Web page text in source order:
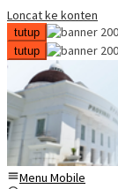
Loncat ke konten
tutup
tutup
Menu Mobile